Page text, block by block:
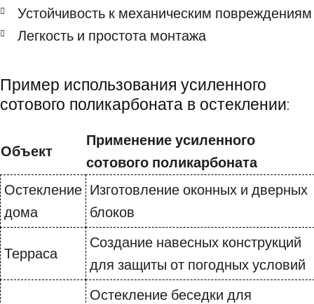
Устойчивость к механическим повреждениям
Легкость и простота монтажа
Пример использования усиленного
сотового поликарбоната в остеклении:
Объект
Применение усиленного
сотового поликарбоната
Остекление
дома
Изготовление оконных и дверных
блоков
Терраса
Создание навесных конструкций
для защиты от погодных условий
Остекление беседки для